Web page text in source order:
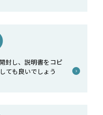
封し、説明書をコピ
ても良いでしょう